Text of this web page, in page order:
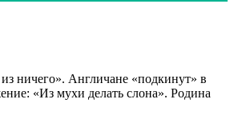
ничего». Англичане «под­кинут» в
«Из мухи делать слона». Родина